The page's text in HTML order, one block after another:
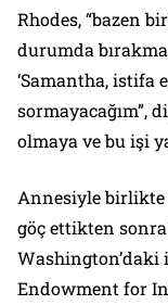
Rhodes, “bazen
durumda
‘Samantha, istifa
sormayacağım”,
olmaya ve bu işi
Annesiyle birlikte
göç ettikten sonra
Washington’daki
Endowment for